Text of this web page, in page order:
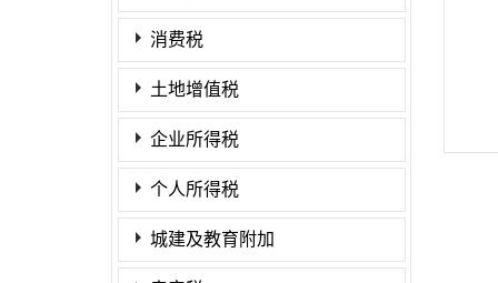
消费税
土地增值税
企业所得税
个人所得税
城建及教育附加